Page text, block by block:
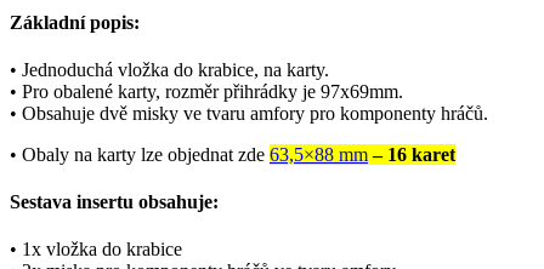
Základní popis:
• Jednoduchá vložka do krabice, na karty.
• Pro obalené karty, rozměr přihrádky je 97x69mm.
• Obsahuje dvě misky ve tvaru amfory pro komponenty hráčů.
• Obaly na karty lze objednat zde 63,5×88 mm – 16 karet
Sestava insertu obsahuje:
• 1x vložka do krabice